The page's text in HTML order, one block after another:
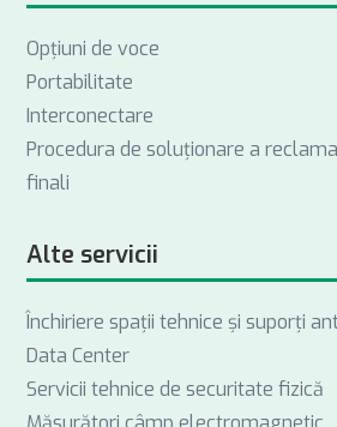
Opţiuni de voce
Portabilitate
Interconectare
Procedura de soluționare a
finali
Alte servicii
Închiriere spații tehnice și suporți
Data Center
Servicii tehnice de securitate fizică